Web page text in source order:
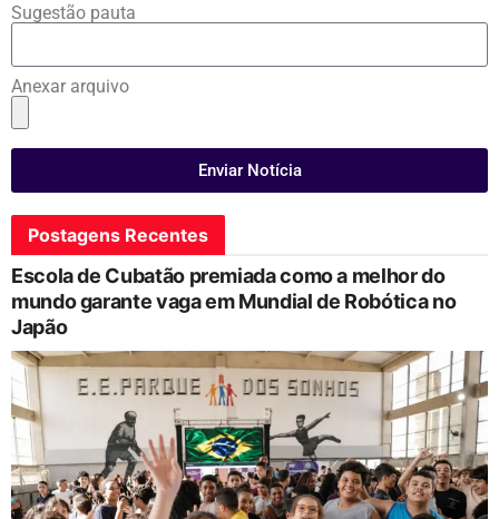
Sugestão pauta
Anexar arquivo
Enviar Notícia
Postagens Recentes
Escola de Cubatão premiada como a melhor do
mundo garante vaga em Mundial de Robótica no
Japão